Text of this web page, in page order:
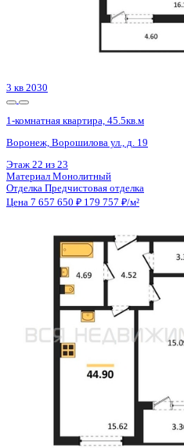
Монолитно-блочный
Предчистовая отделка
Цена 7 666 825 ₽ 190 008 ₽/м²
1-комнатная квартира, 45.5кв.м